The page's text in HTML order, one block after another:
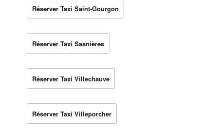
Réserver Taxi Saint-Gourgon
Réserver Taxi Sasnières
Réserver Taxi Villechauve
Réserver Taxi Villeporcher